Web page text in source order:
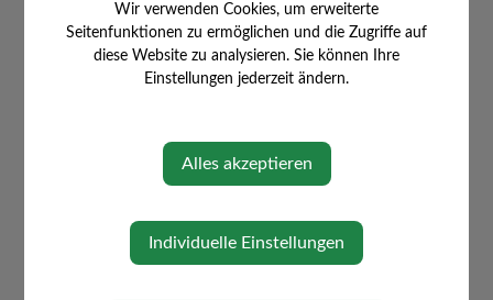
Gemeindeamt
Gemeinderat
Klimabündnis Gemeinde
Wir verwenden Cookies, um erweiterte
Seitenfunktionen zu ermöglichen und die Zugriffe auf
diese Website zu analysieren. Sie können Ihre
Einstellungen jederzeit ändern.
Alles akzeptieren
Individuelle Einstellungen